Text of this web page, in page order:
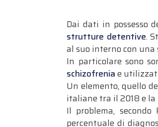
Dai dati in possesso
strutture detentive.
al suo interno con una
In particolare sono
schizofreniae
Un elemento, quello
italiane tra il 2018 e la
Il problema,
percentuale di